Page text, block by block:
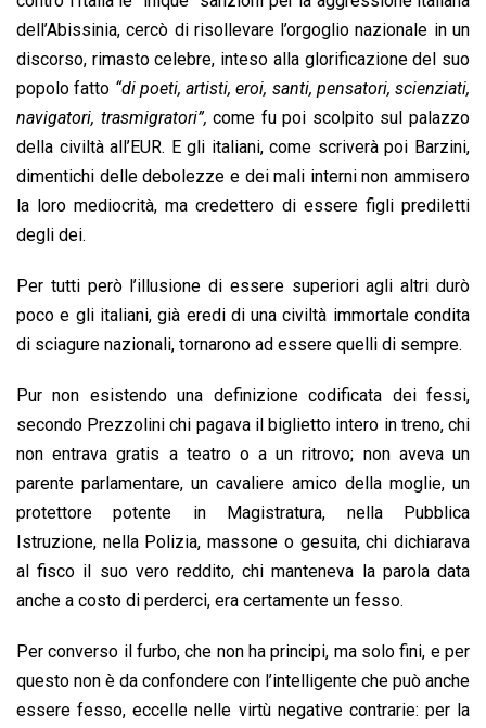
dell’Abissinia, cercò di risollevare l’orgoglio nazionale in un
discorso, rimasto celebre, inteso alla glorificazione del suo
popolo fatto “di poeti, artisti, eroi, santi, pensatori, scienziati,
navigatori, trasmigratori”, come fu poi scolpito sul palazzo
della civiltà all’EUR. E gli italiani, come scriverà poi Barzini,
dimentichi delle debolezze e dei mali interni non ammisero
la loro mediocrità, ma credettero di essere figli prediletti
degli dei.
Per tutti però l’illusione di essere superiori agli altri durò
poco e gli italiani, già eredi di una civiltà immortale condita
di sciagure nazionali, tornarono ad essere quelli di sempre.
Pur non esistendo una definizione codificata dei fessi,
secondo Prezzolini chi pagava il biglietto intero in treno, chi
non entrava gratis a teatro o a un ritrovo; non aveva un
parente parlamentare, un cavaliere amico della moglie, un
protettore potente in Magistratura, nella Pubblica
Istruzione, nella Polizia, massone o gesuita, chi dichiarava
al fisco il suo vero reddito, chi manteneva la parola data
anche a costo di perderci, era certamente un fesso.
Per converso il furbo, che non ha principi, ma solo fini, e per
questo non è da confondere con l’intelligente che può anche
essere fesso, eccelle nelle virtù negative contrarie: per la